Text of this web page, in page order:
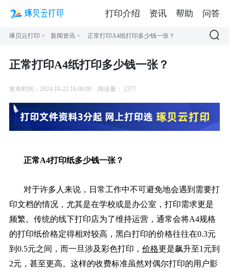
琢贝云打印 > 新闻资讯 > 正常打印A4纸打印多少钱一张？
正常打印A4纸打印多少钱一张？
发布时间：2024-10-22 16:00:00 阅读量： 2377
正常A4打印纸多少钱一张？
对于许多人来说，日常工作中不可避免地会遇到需要打
印文档的情况，尤其是在学校或是办公室，打印需求更是
频繁。传统的线下打印店为了维持运营，通常会将A4规格
的打印纸价格定得相对较高，黑白打印的价格往往在0.3元
到0.5元之间，而一旦涉及彩色打印， 价格更是飙升至1元到
2元，甚至更高。这样的收费标准虽然对偶尔打印的用户影
打印介绍 资讯 帮助 问答